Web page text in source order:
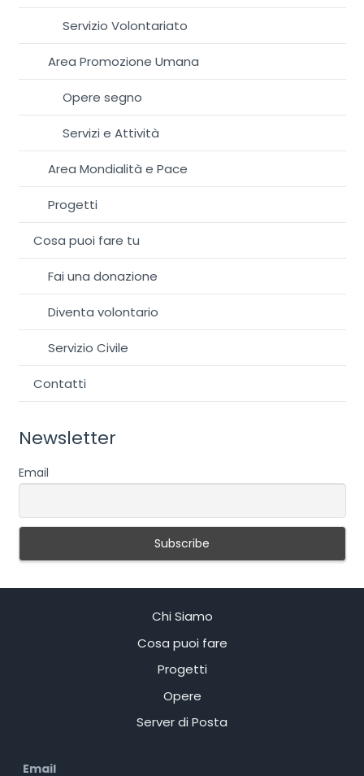
Servizio Volontariato
Area Promozione Umana
Opere segno
Servizi e Attività
Area Mondialità e Pace
Progetti
Cosa puoi fare tu
Fai una donazione
Diventa volontario
Servizio Civile
Contatti
Newsletter
Email
Chi Siamo
Cosa puoi fare
Progetti
Opere
Server di Posta
Email